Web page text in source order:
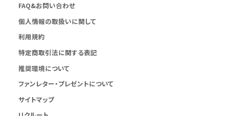
FAQ&お問い合わせ
個人情報の取扱いに関して
利用規約
特定商取引法に関する表記
推奨環境について
ファンレター・プレゼントについて
サイトマップ